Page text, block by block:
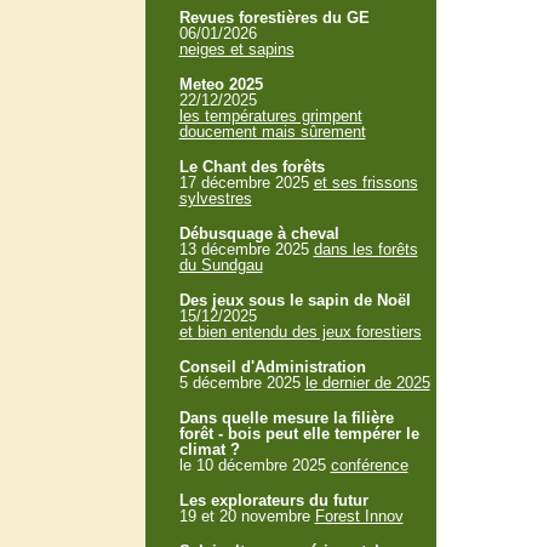
Revues forestières du GE
06/01/2026
neiges et sapins
Meteo 2025
22/12/2025
les températures grimpent
doucement mais sûrement
Le Chant des forêts
17 décembre 2025 et ses frissons
sylvestres
Débusquage à cheval
13 décembre 2025 dans les forêts
du Sundgau
Des jeux sous le sapin de Noël
15/12/2025
et bien entendu des jeux forestiers
Conseil d'Administration
5 décembre 2025 le dernier de 2025
Dans quelle mesure la filière
forêt - bois peut elle tempérer le
climat ?
le 10 décembre 2025 conférence
Les explorateurs du futur
19 et 20 novembre Forest Innov